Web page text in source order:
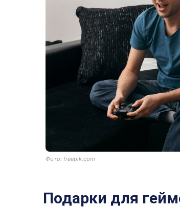
Фото: freepik.com
Подарки для